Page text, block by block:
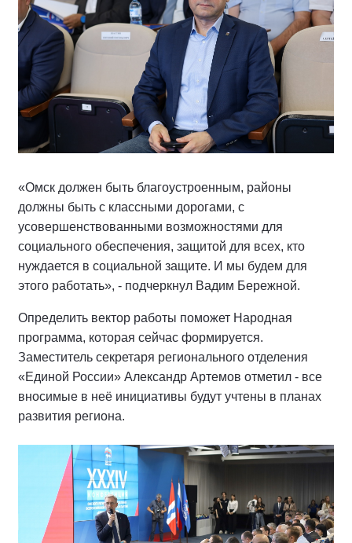
«Омск должен быть благоустроенным, районы
должны быть с классными дорогами, с
усовершенствованными возможностями для
социального обеспечения, защитой для всех, кто
нуждается в социальной защите. И мы будем для
этого работать», - подчеркнул Вадим Бережной.
Определить вектор работы поможет Народная
программа, которая сейчас формируется.
Заместитель секретаря регионального отделения
«Единой России» Александр Артемов отметил - все
вносимые в неё инициативы будут учтены в планах
развития региона.